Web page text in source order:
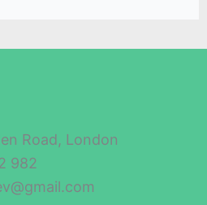
Road, London
982